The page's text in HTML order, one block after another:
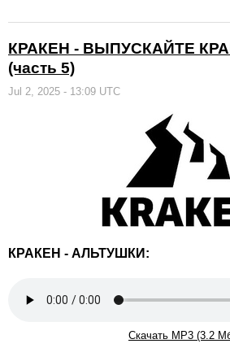
КРАКЕН - ВЫПУСКАЙТЕ
(часть 5)
Jul 2, 2025 - 13:09 UTC
КРАКЕН - АЛЬТУШКИ:
Скачать MP3 (3.2